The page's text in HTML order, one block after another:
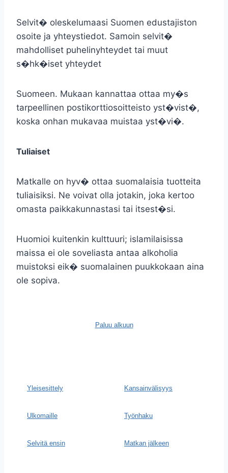
Selvit� oleskelumaasi Suomen edustajiston
osoite ja yhteystiedot. Samoin selvit�
mahdolliset puhelinyhteydet tai muut
s�hk�iset yhteydet
Suomeen. Mukaan kannattaa ottaa my�s
tarpeellinen postikorttiosoitteisto yst�vist�,
koska onhan mukavaa muistaa yst�vi�.
Tuliaiset
Matkalle on hyv� ottaa suomalaisia tuotteita
tuliaisiksi. Ne voivat olla jotakin, joka kertoo
omasta paikkakunnastasi tai itsest�si.
Huomioi kuitenkin kulttuuri; islamilaisissa
maissa ei ole soveliasta antaa alkoholia
muistoksi eik� suomalainen puukkokaan aina
ole sopiva.
Paluu alkuun
Yleisesittely Kansainvälisyys
Ulkomaille Työnhaku
Selvitä ensin Matkan jälkeen